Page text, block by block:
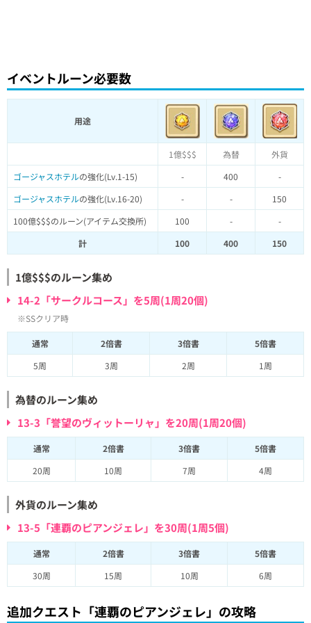
イベントルーン必要数
用途
1億$$$ 為替
外貨
ゴージャスホテルの強化(Lv.1-15) - 400
-
ゴージャスホテルの強化(Lv.16-20) - -
150
100億$$$のルーン(アイテム交換所)
100 -
-
計
100 400 150
1億$$$のルーン集め
14-2「サークルコース」を5周(1周20個)
※SSクリア時
通常 2倍書 3倍書
5倍書
5周
3周 2周 1周
為替のルーン集め
13-3「誉望のヴィットーリャ」を20周(1周20個)
通常 2倍書 3倍書
5倍書
20周
10周 7周 4周
外貨のルーン集め
13-5「連覇のピアンジェレ」を30周(1周5個)
通常 2倍書 3倍書
5倍書
30周
15周 10周 6周
追加クエスト「連覇のピアンジェレ」の攻略